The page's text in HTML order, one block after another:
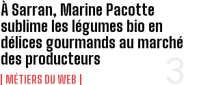
À Sarran, Marine Pacotte
sublime les légumes bio en
délices gourmands au marché
des producteurs
MÉTIERS DU WEB